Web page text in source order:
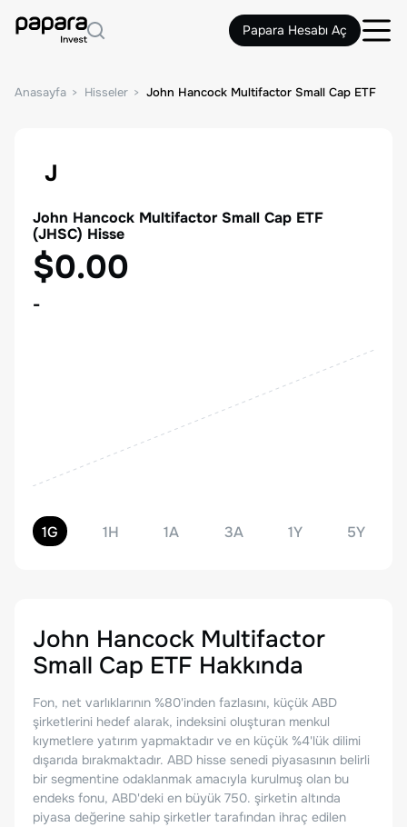
Papara Hesabı Aç
Anasayfa Hisseler John Hancock Multifactor Small Cap ETF
J
John Hancock Multifactor Small Cap ETF
(JHSC) Hisse
$0.00
-
1G 1H 1A 3A 1Y 5Y
John Hancock Multifactor
Small Cap ETF Hakkında
Fon, net varlıklarının %80'inden fazlasını, küçük ABD
şirketlerini hedef alarak, indeksini oluşturan menkul
kıymetlere yatırım yapmaktadır ve en küçük %4'lük dilimi
dışarıda bırakmaktadır. ABD hisse senedi piyasasının belirli
bir segmentine odaklanmak amacıyla kurulmuş olan bu
endeks fonu, ABD'deki en büyük 750. şirketin altında
piyasa değerine sahip şirketler tarafından ihraç edilen